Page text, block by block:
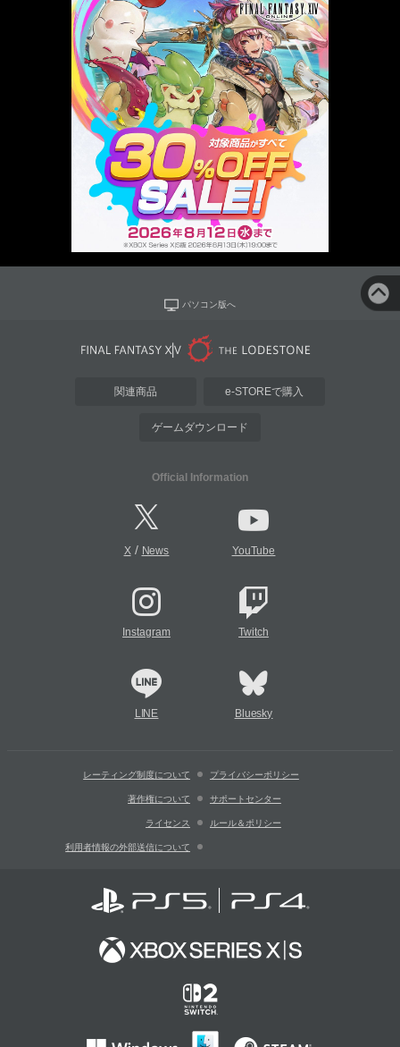
パソコン版へ
関連商品 e-STOREで購入
ゲームダウンロード
Official Information
X/ News YouTube
Instagram Twitch
LINE Bluesky
レーティング制度について プライバシーポリシー
著作権について サポートセンター
ライセンス ルール＆ポリシー
利用者情報の外部送信について